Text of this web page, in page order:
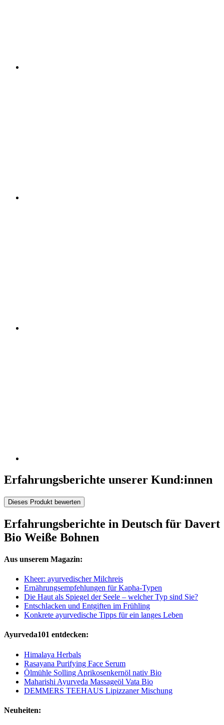
Erfahrungsberichte unserer Kund:innen
Dieses Produkt bewerten
Erfahrungsberichte in Deutsch für Davert
Bio Weiße Bohnen
Aus unserem Magazin:
Kheer: ayurvedischer Milchreis
Ernährungsempfehlungen für Kapha-Typen
Die Haut als Spiegel der Seele – welcher Typ sind Sie?
Entschlacken und Entgiften im Frühling
Konkrete ayurvedische Tipps für ein langes Leben
Ayurveda101 entdecken:
Himalaya Herbals
Rasayana Purifying Face Serum
Ölmühle Solling Aprikosenkernöl nativ Bio
Maharishi Ayurveda Massageöl Vata Bio
DEMMERS TEEHAUS Lipizzaner Mischung
Neuheiten: